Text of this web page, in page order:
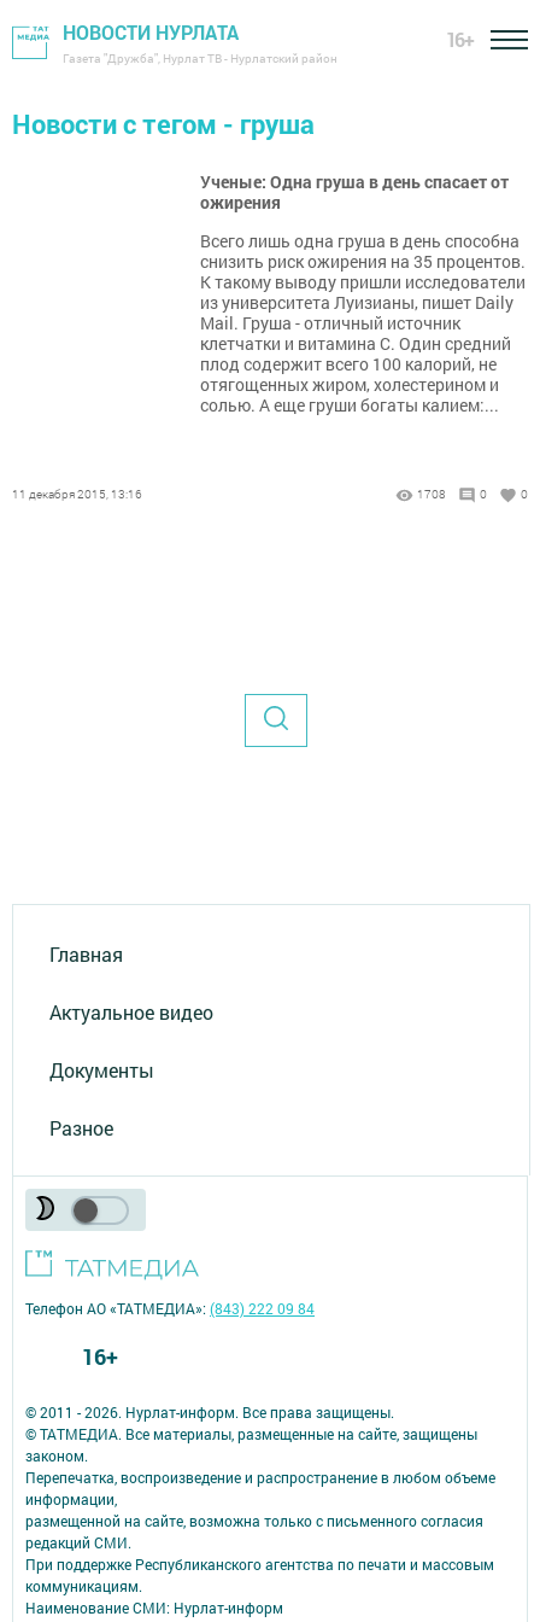
НОВОСТИ НУРЛАТА
Газета "Дружба", Нурлат ТВ - Нурлатский район
16+
Новости с тегом - груша
Ученые: Одна груша в день спасает от
ожирения
Всего лишь одна груша в день способна
снизить риск ожирения на 35 процентов.
К такому выводу пришли исследователи
из университета Луизианы, пишет Daily
Mail. Груша - отличный источник
клетчатки и витамина С. Один средний
плод содержит всего 100 калорий, не
отягощенных жиром, холестерином и
солью. А еще груши богаты калием:...
11 декабря 2015, 13:16 1708 0 0
Главная
Актуальное видео
Документы
Разное
© 2011 - 2026. Нурлат-⁠информ. Все права защищены.
© ТАТМЕДИА. Все материалы, размещенные на сайте, защищены
законом.
Перепечатка, воспроизведение и распространение в любом объеме
информации,
размещенной на сайте, возможна только с письменного согласия
редакций СМИ.
При поддержке Республиканского агентства по печати и массовым
коммуникациям.
Наименование СМИ: Нурлат-⁠информ
Телефон АО «ТАТМЕДИА»:(843) 222 09 84
16+